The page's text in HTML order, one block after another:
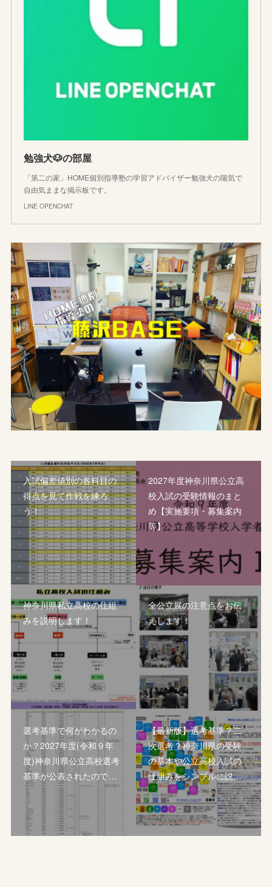
勉強犬🐶の部屋
「第二の家」HOME個別指導塾の学習アドバイザー勉強犬の陽気で
自由気ままな掲示板です。
LINE OPENCHAT
入試偏差値別の各科目の
得点を見て作戦を練ろ
う！
2027年度神奈川県公立高
校入試の受験情報のまと
め【実施要項・募集案内
等】
神奈川県私立高校の仕組
みを説明します！
全公立展の注意点をお伝
えします！
選考基準で何がわかるの
か？2027年度(令和９年
度)神奈川県公立高校選考
基準が公表されたので…
【最新版】選考基準？二
次選考？神奈川県の受験
の基本や公立高校入試の
仕組みをシンプルに説…